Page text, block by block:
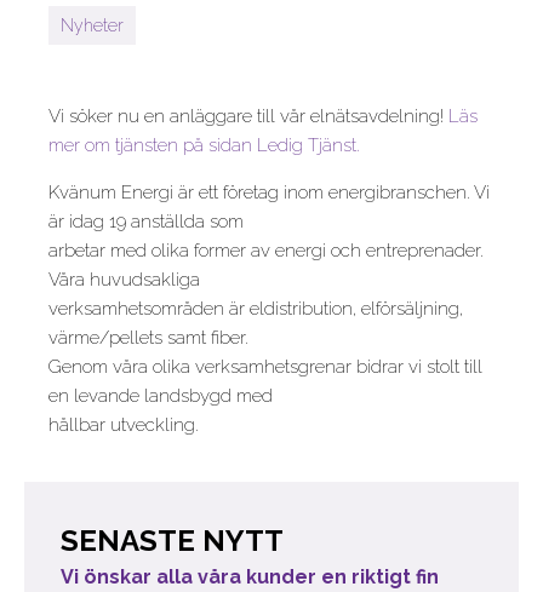
Nyheter
Vi söker nu en anläggare till vår elnätsavdelning! Läs
mer om tjänsten på sidan Ledig Tjänst.
Kvänum Energi är ett företag inom energibranschen. Vi
är idag 19 anställda som
arbetar med olika former av energi och entreprenader.
Våra huvudsakliga
verksamhetsområden är eldistribution, elförsäljning,
värme/pellets samt fiber.
Genom våra olika verksamhetsgrenar bidrar vi stolt till
en levande landsbygd med
hållbar utveckling.
SENASTE NYTT
Vi önskar alla våra kunder en riktigt fin